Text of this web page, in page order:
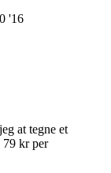
'16
at tegne et
79 kr per